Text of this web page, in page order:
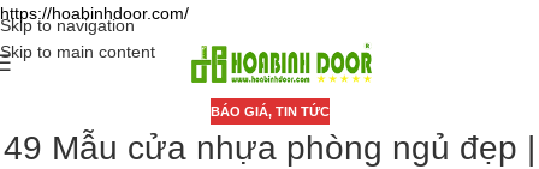
https://hoabinhdoor.com/
Skip to navigation
Skip to main content
BÁO GIÁ, TIN TỨC
49 Mẫu cửa nhựa phòng ngủ đẹp |